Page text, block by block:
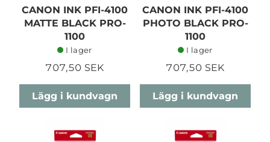
CANON INK PFI-4100
MATTE BLACK PRO-
1100
I lager
707,50 SEK
Lägg i kundvagn
CANON INK PFI-4100
PHOTO BLACK PRO-
1100
I lager
707,50 SEK
Lägg i kundvagn